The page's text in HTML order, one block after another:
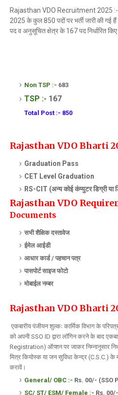
Rajasthan VDO Recruitment 2025 :-
2025 के कुल 850 पदों पर भर्ती जारी की गई
पद व अनुसूचित क्षेत्र के 167 पद निर्धारित
Non TSP :- 683
TSP :- 167
Total Post :- 850
Rajasthan VDO Bharti
Graduation Pass
CET Level Graduation
RS-CIT (अन्य कोई कंप्युटर डिग्री या
Rajasthan VDO
Documents
सभी शैक्षिक दस्तावेज
ईमेल आईडी
आधार कार्ड / पहचान पत्र
पासपोर्ट साइज फोटो
मोबाईल नम्बर
Rajasthan VDO Bharti
एकबारीय पंजीयन शुल्कः कार्मिक विभाग के
को अपनी SSO ID द्वारा लॉगिन करने के बाद
Registration) ऑप्शन पर जाकर निम्नानुसार
मित्र कियोस्क या जन सुविधा केन्द्र (C.S.C.) के
करावें।
General/ OBC :- Rs. 00/- (SSO
SC/ ST/ ESM/ Female :- Rs. 00/-